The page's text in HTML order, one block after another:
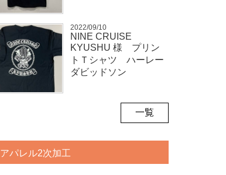
2022/09/10
NINE CRUISE
KYUSHU 様 プリン
トＴシャツ ハーレー
ダビッドソン
一覧
アパレル2次加工